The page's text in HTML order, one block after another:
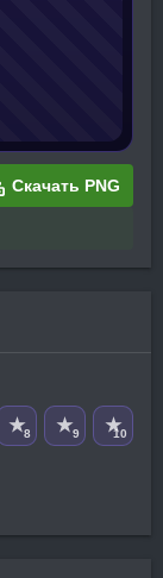
Скачать PNG
★8 ★9 ★10